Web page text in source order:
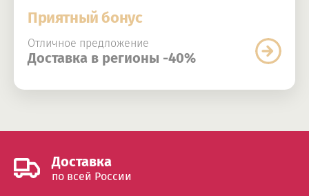
Приятный бонус
Отличное предложение
Доставка в регионы -40%
Доставка
по всей России